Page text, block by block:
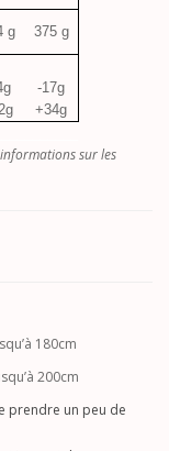
g 375 g
-17g
+34g
sur les
180cm
200cm
prendre un peu de